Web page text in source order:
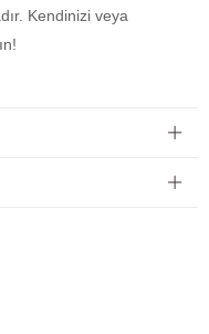
Kendinizi veya